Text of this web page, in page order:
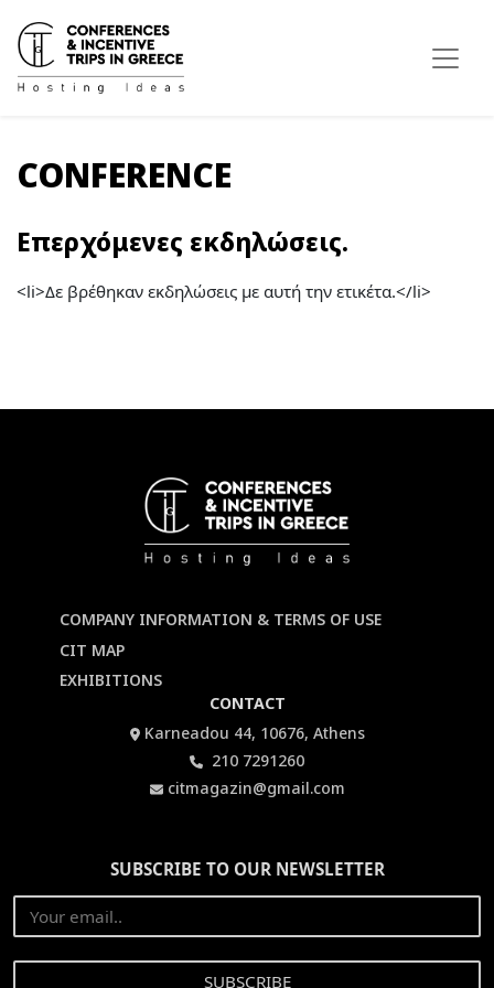
CONFERENCE
Επερχόμενες εκδηλώσεις.
<li>Δε βρέθηκαν εκδηλώσεις με αυτή την ετικέτα.</li>
COMPANY INFORMATION & TERMS OF USE
CIT MAP
EXHIBITIONS
CONTACT
Karneadou 44, 10676, Athens
210 7291260
citmagazin@gmail.com
SUBSCRIBE TO OUR NEWSLETTER